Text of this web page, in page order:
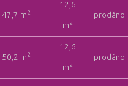
47,7 m2
12,6
m2
prodáno
50,2 m2
12,6
m2
prodáno